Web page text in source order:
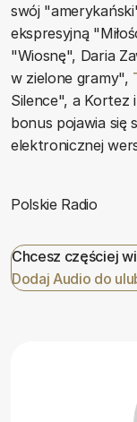
swój
ekspresyjną
"Wiosnę", Daria
w zielone gramy",
Silence", a
bonus pojawia się
elektronicznej
Polskie Radio
Chcesz częściej
Dodaj Audio do